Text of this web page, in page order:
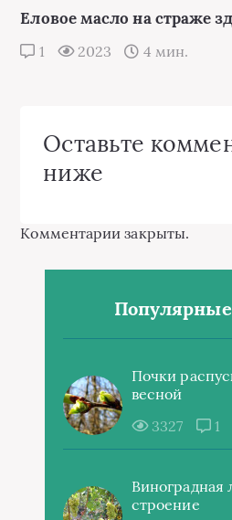
Еловое масло на страже
1 2023 4 мин.
Оставьте
ниже
Комментарии закрыты.
Популярные
Почки
весной
3327
1
Виноградная
строение